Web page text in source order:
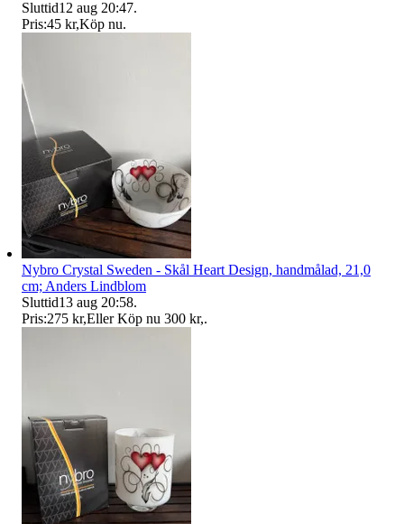
Sluttid12 aug 20:47.
Pris:45 kr,Köp nu.
Nybro Crystal Sweden - Skål Heart Design, handmålad, 21,0
cm; Anders Lindblom
Sluttid13 aug 20:58.
Pris:275 kr,Eller Köp nu 300 kr,.